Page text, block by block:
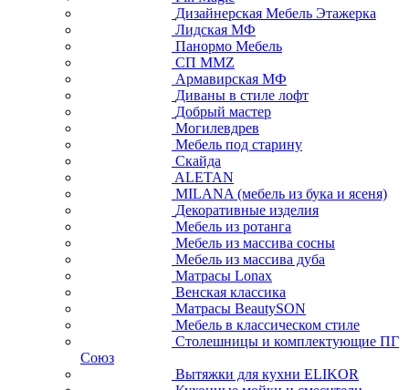
Дизайнерская Мебель Этажерка
Лидская МФ
Панормо Мебель
СП ММZ
Армавирская МФ
Диваны в стиле лофт
Добрый мастер
Могилевдрев
Мебель под старину
Скайда
ALETAN
MILANA (мебель из бука и ясеня)
Декоративные изделия
Мебель из ротанга
Мебель из массива сосны
Мебель из массива дуба
Матрасы Lonax
Венская классика
Матрасы BeautySON
Мебель в классическом стиле
Столешницы и комплектующие ПГ
Союз
Вытяжки для кухни ELIKOR